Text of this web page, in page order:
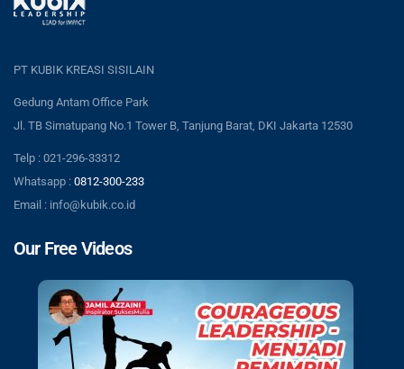
PT KUBIK KREASI SISILAIN
Gedung Antam Office Park
Jl. TB Simatupang No.1 Tower B, Tanjung Barat, DKI Jakarta 12530
Telp : 021-296-33312
Whatsapp : 0812-300-233
Email : info@kubik.co.id
Our Free Videos